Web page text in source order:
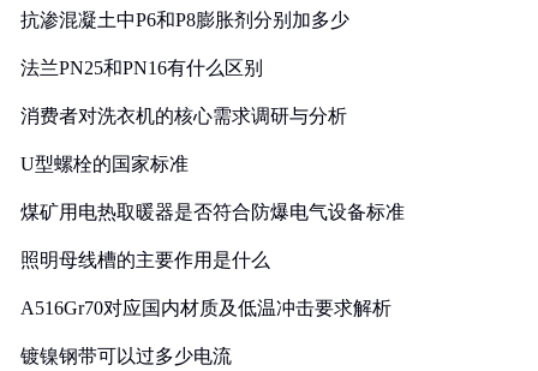
抗渗混凝土中P6和P8膨胀剂分别加多少
法兰PN25和PN16有什么区别
消费者对洗衣机的核心需求调研与分析
U型螺栓的国家标准
煤矿用电热取暖器是否符合防爆电气设备标准
照明母线槽的主要作用是什么
A516Gr70对应国内材质及低温冲击要求解析
镀镍钢带可以过多少电流